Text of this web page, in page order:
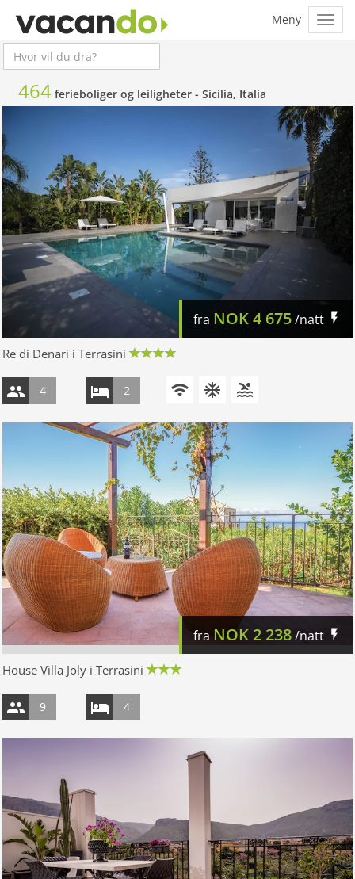
464 ferieboliger og leiligheter - Sicilia, Italia
fra NOK4 675/natt
Re di Denari i Terrasini
4 2
fra NOK 2 238/natt
House Villa Joly i Terrasini
9 4